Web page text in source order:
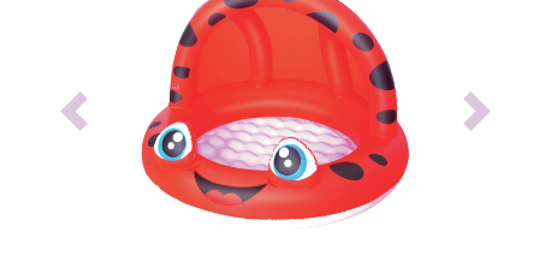
Previous Next